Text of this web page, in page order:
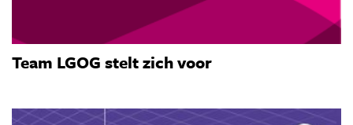
Team LGOG stelt zich voor